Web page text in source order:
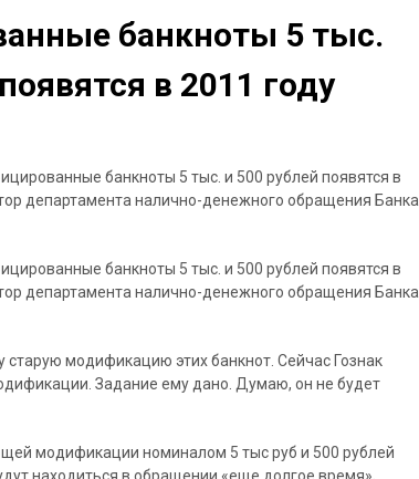
банкноты 5 тыс.
в 2011 году
банкноты 5 тыс. и 500 рублей появятся в
департамента налично-денежного обращения Банка
банкноты 5 тыс. и 500 рублей появятся в
департамента налично-денежного обращения Банка
старую модификацию этих банкнот. Сейчас Гознак
Задание ему дано. Думаю, он не будет
модификации номиналом 5 тыс руб и 500 рублей